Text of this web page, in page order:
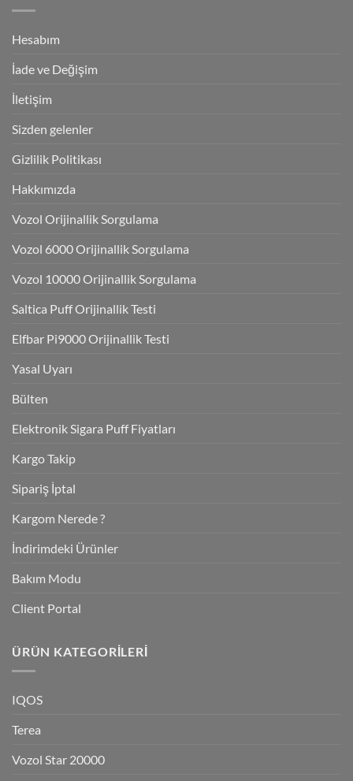
Hesabım
İade ve Değişim
İletişim
Sizden gelenler
Gizlilik Politikası
Hakkımızda
Vozol Orijinallik Sorgulama
Vozol 6000 Orijinallik Sorgulama
Vozol 10000 Orijinallik Sorgulama
Saltica Puff Orijinallik Testi
Elfbar Pi9000 Orijinallik Testi
Yasal Uyarı
Bülten
Elektronik Sigara Puff Fiyatları
Kargo Takip
Sipariş İptal
Kargom Nerede ?
İndirimdeki Ürünler
Bakım Modu
Client Portal
ÜRÜN KATEGORILERI
IQOS
Terea
Vozol Star 20000